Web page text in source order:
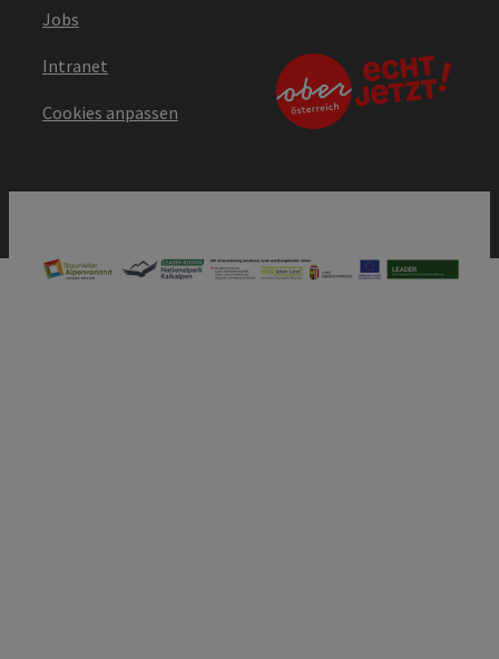
Jobs
Intranet
Cookies anpassen